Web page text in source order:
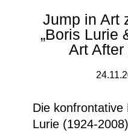
Jump in Art
„Boris Lurie
Art After
Die konfrontative
Lurie (1924-